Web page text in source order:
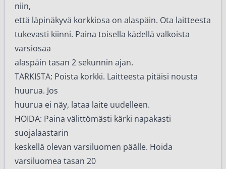
niin,
että läpinäkyvä korkkiosa on alaspäin. Ota laitteesta
tukevasti kiinni. Paina toisella kädellä valkoista
varsiosaa
alaspäin tasan 2 sekunnin ajan.
TARKISTA: Poista korkki. Laitteesta pitäisi nousta
huurua. Jos
huurua ei näy, lataa laite uudelleen.
HOIDA: Paina välittömästi kärki napakasti
suojalaastarin
keskellä olevan varsiluomen päälle. Hoida
varsiluomea tasan 20